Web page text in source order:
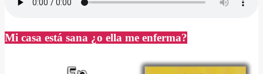
Mi casa está sana ¿o ella me enferma?